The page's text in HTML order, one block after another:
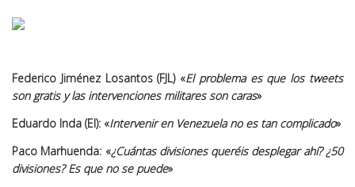
Federico Jiménez Losantos (FJL) «El problema es que los tweets
son gratis y las intervenciones militares son caras»
Eduardo Inda (EI): «Intervenir en Venezuela no es tan complicado»
Paco Marhuenda: «¿Cuántas divisiones queréis desplegar ahí? ¿50
divisiones? Es que no se puede»